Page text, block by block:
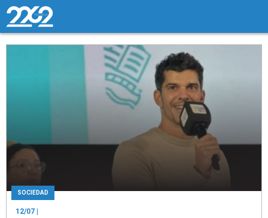
SOCIEDAD
12/07 |